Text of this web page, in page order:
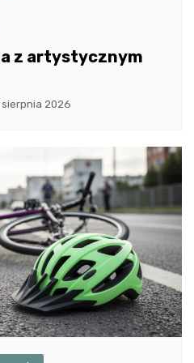
z artystycznym
sierpnia 2026